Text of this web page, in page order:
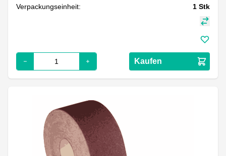
Verpackungseinheit:
1 Stk
Kaufen